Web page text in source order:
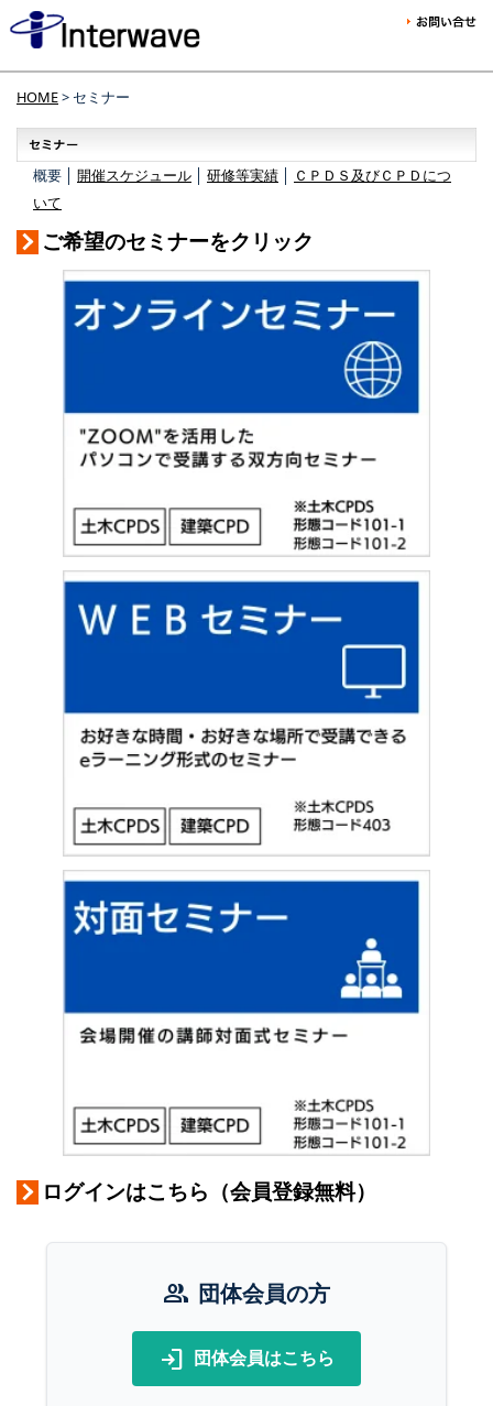
HOME> セミナー
概要 │ 開催スケジュール 研修等実績
ＣＰＤＳ及びＣＰＤにつ
いて
ご希望のセミナーをクリック
ログインはこちら（会員登録無料）
group 団体会員の方
login 団体会員はこちら